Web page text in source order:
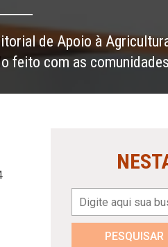
de Apoio à
feito com as
PESQUISAR